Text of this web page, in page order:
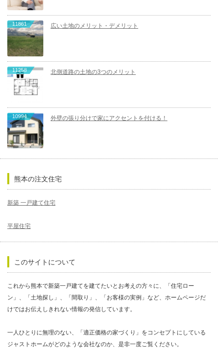
11861 広い土地のメリット・デメリット
11258 北側道路の土地の3つのメリット
10994 外壁の張り分けで家にアクセントを付ける！
熊本の注文住宅
新築 一戸建て住宅
平屋住宅
このサイトについて
これから熊本で新築一戸建てを建てたいとお考えの方々に、「住宅ロー
ン」、「土地探し」、「間取り」、「お客様の実例」など、ホームページだ
けではお伝えしきれない情報の発信しています。
一人ひとりに無理のない、「適正価格の家づくり」をコンセプトにしている
ジャストホームがどのような会社なのか、是非一度ご覧ください。